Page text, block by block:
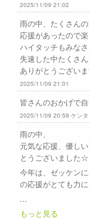
2025/11/09 21:02
雨の中、たくさん
応援があったので
ハイタッチもみな
失速した中たくさ
ありがとうございま
2025/11/09 21:01
皆さんのおかげで
2025/11/09 20:59 ケンタ
雨の中、
元気な応援、優し
とうございました☆
今年は、ゼッケン
の応援がとても力に
...
もっと見る